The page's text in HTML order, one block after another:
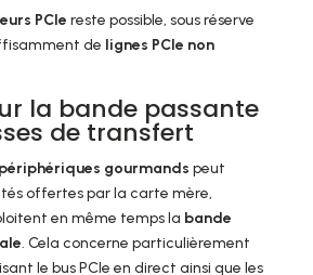
PCIe reste possible, sous réserve
de lignes PCIe non
la bande passante
de transfert
périphériques gourmands peut
offertes par la carte mère,
en même temps la bande
. Cela concerne particulièrement
le bus PCIe en direct ainsi que les